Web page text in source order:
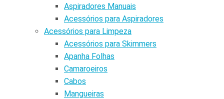
Aspiradores Manuais
Acessórios para Aspiradores
Acessórios para Limpeza
Acessórios para Skimmers
Apanha Folhas
Camaroeiros
Cabos
Mangueiras